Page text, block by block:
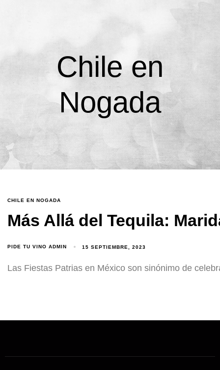
Chile en
Nogada
CHILE EN NOGADA
Más Allá del Tequila:
PIDE TU VINO ADMIN 15 SEPTIEMBRE, 2023
Las Fiestas Patrias en México son sinónimo de